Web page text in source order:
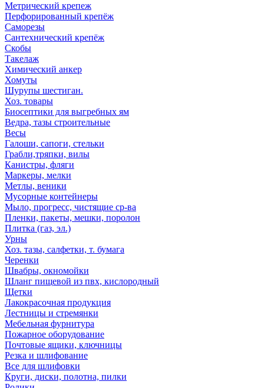
Метрический крепеж
Перфорированный крепёж
Саморезы
Сантехнический крепёж
Скобы
Такелаж
Химический анкер
Хомуты
Шурупы шестиган.
Хоз. товары
Биосептики для выгребных ям
Ведра, тазы строительные
Весы
Галоши, сапоги, стельки
Грабли,тряпки, вилы
Канистры, фляги
Маркеры, мелки
Метлы, веники
Мусорные контейнеры
Мыло, прогресс, чистящие ср-ва
Пленки, пакеты, мешки, поролон
Плитка (газ, эл.)
Урны
Хоз. тазы, салфетки, т. бумага
Черенки
Швабры, окномойки
Шланг пищевой из пвх, кислородный
Щетки
Лакокрасочная продукция
Лестницы и стремянки
Мебельная фурнитура
Пожарное оборудование
Почтовые ящики, ключницы
Резка и шлифование
Все для шлифовки
Круги, диски, полотна, пилки